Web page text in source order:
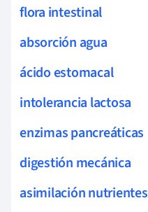
flora intestinal
absorción agua
ácido estomacal
intolerancia lactosa
enzimas pancreáticas
digestión mecánica
asimilación nutrientes